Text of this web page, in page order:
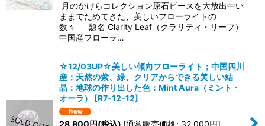
月のかけらコレクション原石ピースを大放出中い
ままでためてきた、美しいフローライトの
数々 題名 Clarity Leaf（クラリティ・リーフ）
中国産フローラ…
☆12/03UP☆美しい傾向フローライト；中国四川
産；天然の紫、緑、クリアからできる美しい結
晶：地球の作り出した色：Mint Aura（ミント・
オーラ）
[R7-12-12]
28,800円(税込) [通常販売価格: 32,000円]